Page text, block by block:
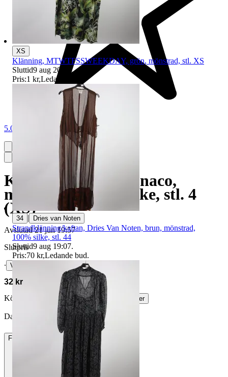
5.0
Klänning, Club Monaco,
mönstrad, 100% silke, stl. 4
(XS)
Avslutad 21 jun 19:57
Slutpris
∙ Visa bud
32 kr
Köparskydd är valfritt hos företag.
Läs mer
Damsö vann auktionen
Frakt
XS
Klänning, MTWTFSSWEEKDAY, grön, mönstrad, stl. XS
Sluttid9 aug 20:39 .
Pris:1 kr,Ledande bud
34 | Dries van Noten
Strandklänning/kaftan, Dries Van Noten, brun, mönstrad,
100% silke, stl. 44
Sluttid9 aug 19:07.
Pris:70 kr,Ledande bud.